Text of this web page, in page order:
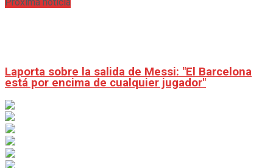
Proxima noticia
Laporta sobre la salida de Messi: "El Barcelona
está por encima de cualquier jugador"